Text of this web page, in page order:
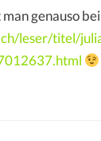
genauso
leser/titel/